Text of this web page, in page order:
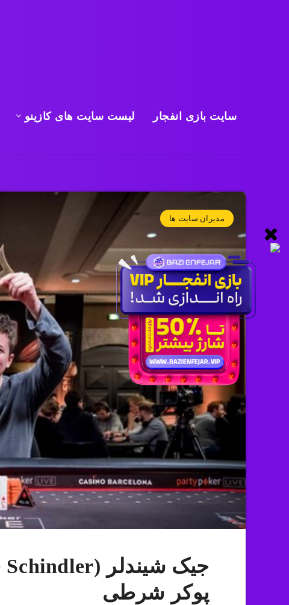
سایت بازی انفجار لیست سایت های کازینو
مدیران سایت ها
پوکر شرطی